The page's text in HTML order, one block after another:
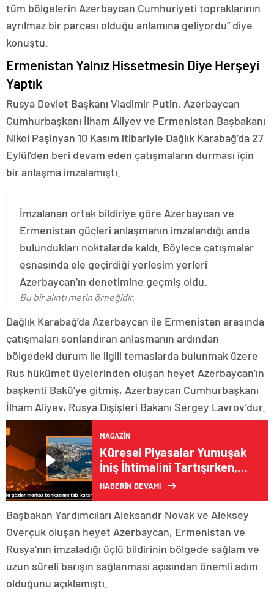
tüm bölgelerin Azerbaycan Cumhuriyeti topraklarının
ayrılmaz bir parçası olduğu anlamına geliyordu” diye
konuştu.
Ermenistan Yalnız Hissetmesin Diye Herşeyi
Yaptık
Rusya Devlet Başkanı Vladimir Putin, Azerbaycan
Cumhurbaşkanı İlham Aliyev ve Ermenistan Başbakanı
Nikol Paşinyan 10 Kasım itibariyle Dağlık Karabağ’da 27
Eylül’den beri devam eden çatışmaların durması için
bir anlaşma imzalamıştı.
İmzalanan ortak bildiriye göre Azerbaycan ve
Ermenistan güçleri anlaşmanın imzalandığı anda
bulundukları noktalarda kaldı. Böylece çatışmalar
esnasında ele geçirdiği yerleşim yerleri
Azerbaycan’ın denetimine geçmiş oldu.
Bu bir alıntı metin örneğidir.
Dağlık Karabağ’da Azerbaycan ile Ermenistan arasında
çatışmaları sonlandıran anlaşmanın ardından
bölgedeki durum ile ilgili temaslarda bulunmak üzere
Rus hükümet üyelerinden oluşan heyet Azerbaycan’ın
başkenti Bakü’ye gitmiş, Azerbaycan Cumhurbaşkanı
İlham Aliyev, Rusya Dışişleri Bakanı Sergey Lavrov’dur.
MAGAZIN
Küresel Piyasalar Yumuşak
İniş İhtimalini Tartışırken,
TCMB Para Politikası
HABERİN DEVAMI
Başbakan Yardımcıları Aleksandr Novak ve Aleksey
Overçuk oluşan heyet Azerbaycan, Ermenistan ve
Rusya’nın imzaladığı üçlü bildirinin bölgede sağlam ve
uzun süreli barışın sağlanması açısından önemli adım
olduğunu açıklamıştı.